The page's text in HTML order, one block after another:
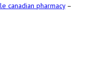
canadian pharmacy–